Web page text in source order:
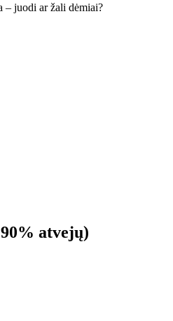
– juodi ar žali dėmiai?
atvejų)